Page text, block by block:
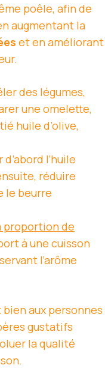
poêle, afin de
augmentant la
et en améliorant
des légumes,
une omelette,
huile d’olive,
l’huile
réduire
le beurre
proportion de
à une cuisson
l’arôme
aux personnes
gustatifs
la qualité